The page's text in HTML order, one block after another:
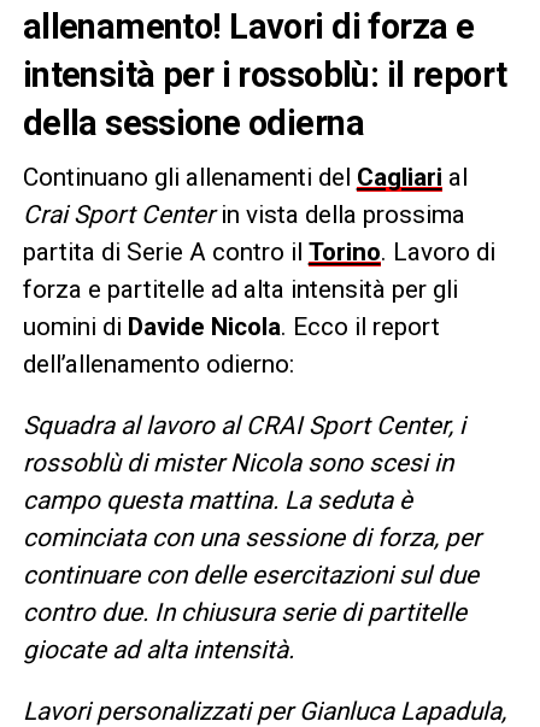
allenamento! Lavori di forza e
intensità per i rossoblù: il report
della sessione odierna
Continuano gli allenamenti del Cagliari al
Crai Sport Centerin vista della prossima
partita di Serie A contro il Torino. Lavoro di
forza e partitelle ad alta intensità per gli
uomini di Davide Nicola. Ecco il report
dell’allenamento odierno:
Squadra al lavoro al CRAI Sport Center, i
rossoblù di mister Nicola sono scesi in
campo questa mattina. La seduta è
cominciata con una sessione di forza, per
continuare con delle esercitazioni sul due
contro due. In chiusura serie di partitelle
giocate ad alta intensità.
Lavori personalizzati per Gianluca Lapadula,